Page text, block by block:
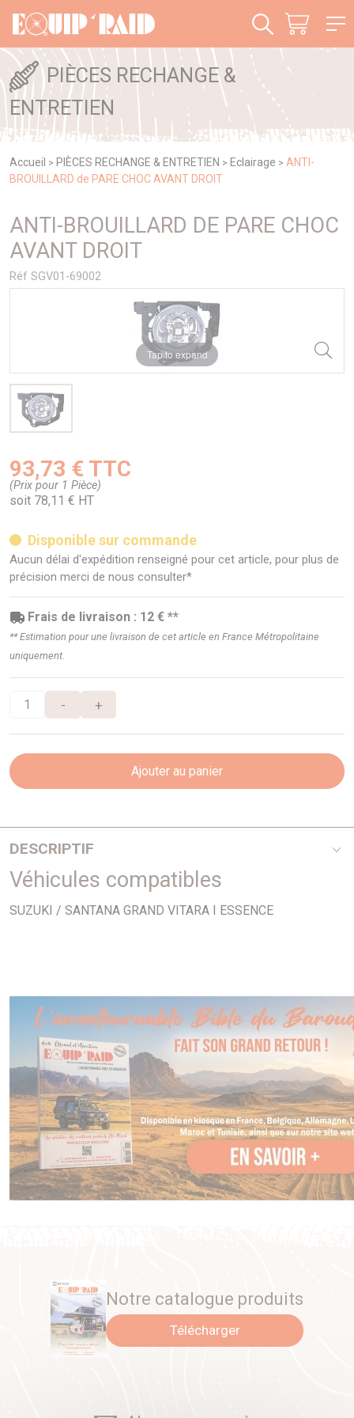
PIÈCES RECHANGE &
ENTRETIEN
Accueil > PIÈCES RECHANGE & ENTRETIEN > Eclairage > ANTI-
BROUILLARD de PARE CHOC AVANT DROIT
ANTI-BROUILLARD DE PARE CHOC
AVANT DROIT
Réf SGV01-69002
Tap to expand
93,73 € TTC
(Prix pour 1 Pièce)
soit 78,11 € HT
Disponible sur commande
Aucun délai d'expédition renseigné pour cet article, pour plus de
précision merci de nous consulter*
Frais de livraison : 12 € **
** Estimation pour une livraison de cet article en France Métropolitaine
uniquement.
- +
Ajouter au panier
DESCRIPTIF
Rond
Véhicules compatibles
SUZUKI / SANTANA GRAND VITARA I ESSENCE
Notre catalogue produits
Télécharger
Panneau de gestion des cookies